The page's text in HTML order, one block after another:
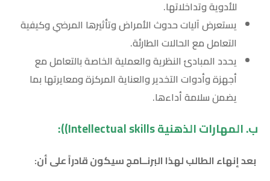
للأدوية وتداخلاتها.
يستعرض آليات حدوث الأمراض وتأثيرها المرضي وكيفية
التعامل مع الحالات الطارئة.
يحدد المبادئ النظرية والعملية الخاصة بالتعامل مع
أجهزة وأدوات التخدير والعناية المركزة ومعايرتها بما
يضمن سلامة أداءها.
ب. المهارات الذهنيةIntellectual skills)
)
:
بعد إنهاء الطالب لهذا البرنــامج سيكون قادراً على أن: